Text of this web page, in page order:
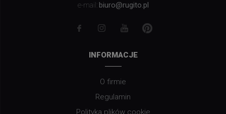
e-mail: biuro@rugito.pl
INFORMACJE
O firmie
Regulamin